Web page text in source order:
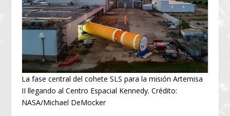
La fase central del cohete SLS para la misión Artemisa
II llegando al Centro Espacial Kennedy. Crédito:
NASA/Michael DeMocker